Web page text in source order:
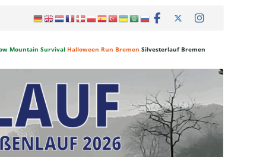
Mountain Survival Halloween Run Bremen Silvesterlauf Bremen